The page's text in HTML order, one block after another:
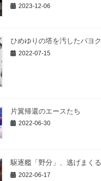
2023-12-06
ひめゆりの塔を汚したパヨク
2022-07-15
片翼帰還のエースたち
2022-06-30
駆逐艦「野分」、逃げまくる
2022-06-17